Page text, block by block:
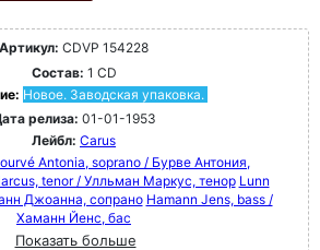
Артикул: CDVP 154228
Состав: 1 CD
Новое. Заводская упаковка.
релиза: 01-01-1953
Лейбл: Carus
Antonia, soprano / Бурве Антония,
tenor / Улльман Маркус, тенор Lunn
Джоанна, сопрано Hamann Jens, bass /
Хаманн Йенс, бас
Показать больше